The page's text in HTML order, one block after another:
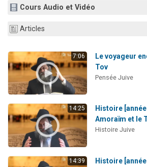
Il reste 49 places pour
Cours Audio et Vidéo
Articles
7:06
Le voyageur
Tov
Pensée Juive
14:25
Histoire
Amoraïm et le
Histoire Juive
14:39
Histoire